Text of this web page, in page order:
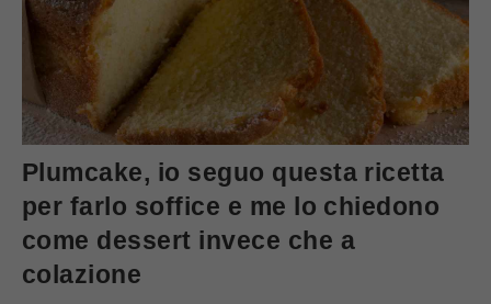
Plumcake, io seguo questa ricetta
per farlo soffice e me lo chiedono
come dessert invece che a
colazione